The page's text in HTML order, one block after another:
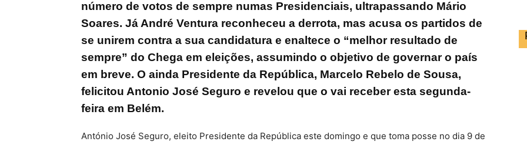
número de votos de sempre numas Presidenciais, ultrapassando Mário
Soares. Já André Ventura reconheceu a derrota, mas acusa os partidos de
se unirem contra a sua candidatura e enaltece o “melhor resultado de
sempre” do Chega em eleições, assumindo o objetivo de governar o país
em breve. O ainda Presidente da República, Marcelo Rebelo de Sousa,
felicitou Antonio José Seguro e revelou que o vai receber esta segunda-
feira em Belém.
António José Seguro, eleito Presidente da República este domingo e que toma posse no dia 9 de